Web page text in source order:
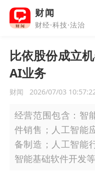
财闻
财经·科技·法治
比依股份成立
AI业务
财闻 2026/07/03
经营范围包含：智
件销售；人工智能
备制造；人工智能
智能基础软件开发等